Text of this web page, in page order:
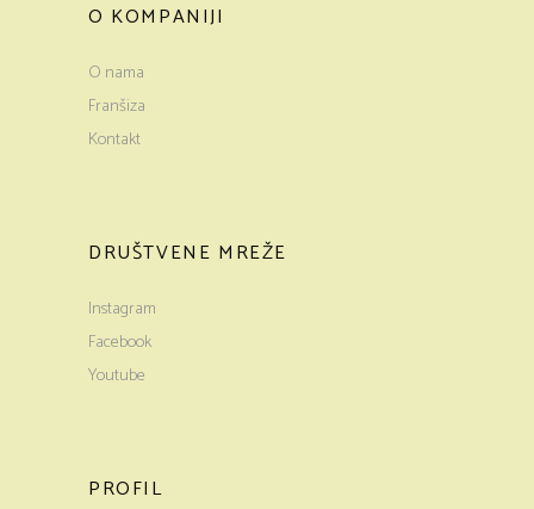
O KOMPANIJI
O nama
Franšiza
Kontakt
DRUŠTVENE MREŽE
Instagram
Facebook
Youtube
PROFIL